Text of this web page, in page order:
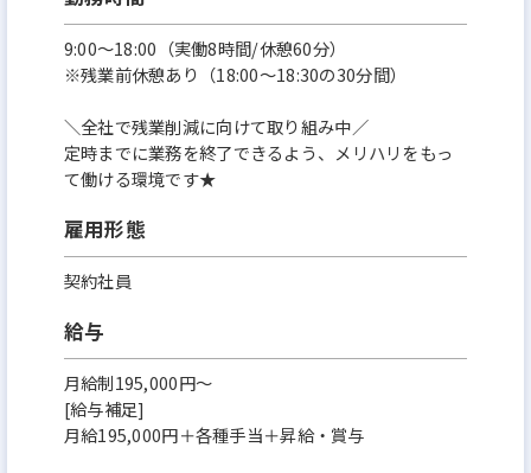
9:00～18:00（実働8時間/休憩60分）
※残業前休憩あり（18:00～18:30の30分間）
＼全社で残業削減に向けて取り組み中／
定時までに業務を終了できるよう、メリハリをもっ
て働ける環境です★
雇用形態
契約社員
給与
月給制195,000円～
[給与補足]
月給195,000円＋各種手当＋昇給・賞与